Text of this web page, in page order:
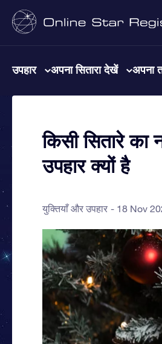
उपहार अपना सितारा देखें अपना
किसी सितारे
उपहार क्यों है
युक्तियाँ और उपहार 18 Nov